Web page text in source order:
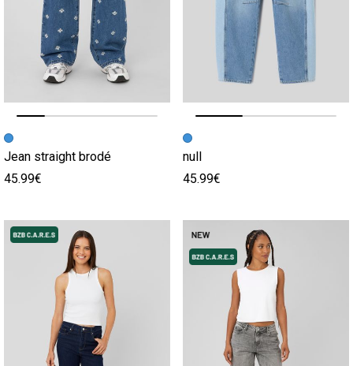
Image précédente
Image suivante
Jean straight brodé
45.99€
Image précédente
Image suivante
null
45.99€